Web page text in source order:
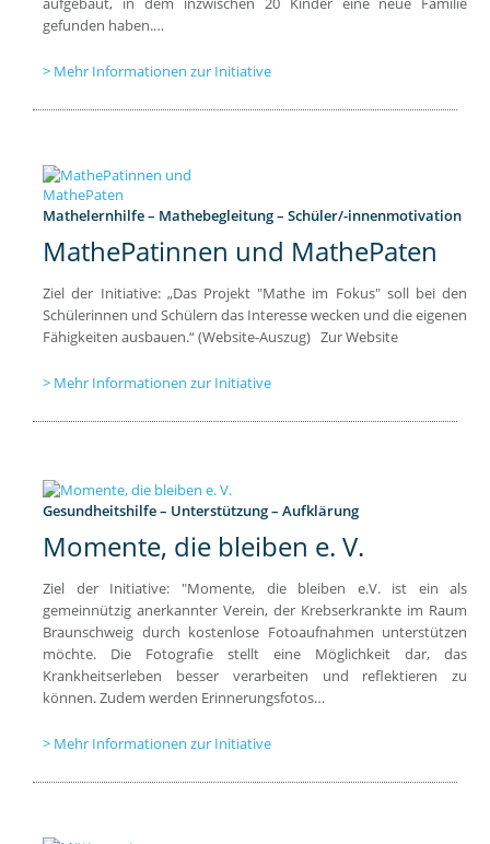
gefunden haben.…
Mehr Informationen zur Initiative
Mathelernhilfe – Mathebegleitung – Schüler/-innenmotivation
MathePatinnen und MathePaten
Ziel der Initiative: „Das Projekt "Mathe im Fokus" soll bei den
Schülerinnen und Schülern das Interesse wecken und die eigenen
Fähigkeiten ausbauen.“ (Website-Auszug) Zur Website
Mehr Informationen zur Initiative
Gesundheitshilfe – Unterstützung – Aufklärung
Momente, die bleiben e. V.
Ziel der Initiative: "Momente, die bleiben e.V. ist ein als
gemeinnützig anerkannter Verein, der Krebserkrankte im Raum
Braunschweig durch kostenlose Fotoaufnahmen unterstützen
möchte. Die Fotografie stellt eine Möglichkeit dar, das
Krankheitserleben besser verarbeiten und reflektieren zu
können. Zudem werden Erinnerungsfotos…
Mehr Informationen zur Initiative